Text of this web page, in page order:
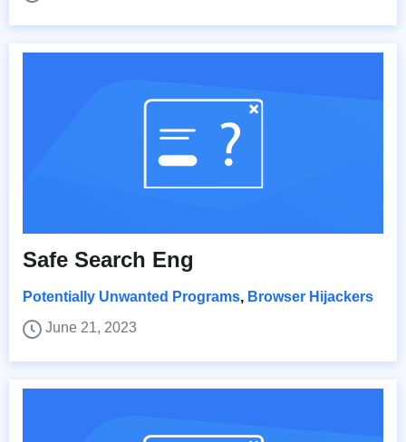
Safe Search Eng
Potentially Unwanted Programs, Browser Hijackers
June 21, 2023